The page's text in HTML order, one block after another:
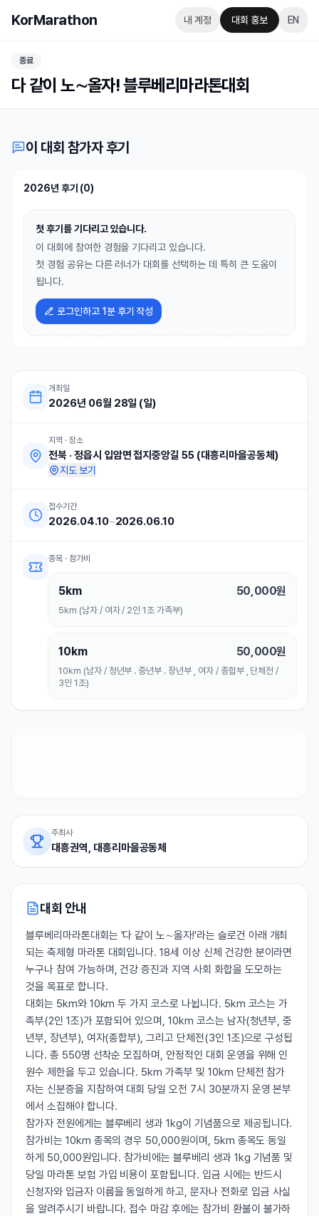
KorMarathon 내 계정 대회 홍보 EN
종료
다 같이 노∼올자! 블루베리마라톤대회
이 대회 참가자 후기
2026년 후기 (0)
첫 후기를 기다리고 있습니다.
이 대회에 참여한 경험을 기다리고 있습니다.
첫 경험 공유는 다른 러너가 대회를 선택하는 데 특히 큰 도움이
됩니다.
로그인하고 1분 후기 작성
개최일
2026년 06월 28일 (일)
지역 · 장소
전북· 정읍시 입암면 접지중앙길 55 (대흥리마을공동체)
지도 보기
접수기간
2026.04.10~2026.06.10
종목 · 참가비
5km 50,000원
5km (남자 / 여자 / 2인 1조 가족부)
10km 50,000원
10km (남자 / 청년부 . 중년부 . 장년부 , 여자 / 종합부 , 단체전 /
3인 1조)
주최사
대흥권역, 대흥리마을공동체
대회 안내
블루베리마라톤대회는 '다 같이 노∼올자!'라는 슬로건 아래 개최
되는 축제형 마라톤 대회입니다. 18세 이상 신체 건강한 분이라면
누구나 참여 가능하며, 건강 증진과 지역 사회 화합을 도모하는
것을 목표로 합니다.
대회는 5km와 10km 두 가지 코스로 나뉩니다. 5km 코스는 가
족부(2인 1조)가 포함되어 있으며, 10km 코스는 남자(청년부, 중
년부, 장년부), 여자(종합부), 그리고 단체전(3인 1조)으로 구성됩
니다. 총 550명 선착순 모집하며, 안정적인 대회 운영을 위해 인
원수 제한을 두고 있습니다. 5km 가족부 및 10km 단체전 참가
자는 신분증을 지참하여 대회 당일 오전 7시 30분까지 운영 본부
에서 소집해야 합니다.
참가자 전원에게는 블루베리 생과 1kg이 기념품으로 제공됩니다.
참가비는 10km 종목의 경우 50,000원이며, 5km 종목도 동일
하게 50,000원입니다. 참가비에는 블루베리 생과 1kg 기념품 및
당일 마라톤 보험 가입 비용이 포함됩니다. 입금 시에는 반드시
신청자와 입금자 이름을 동일하게 하고, 문자나 전화로 입금 사실
을 알려주시기 바랍니다. 접수 마감 후에는 참가비 환불이 불가하